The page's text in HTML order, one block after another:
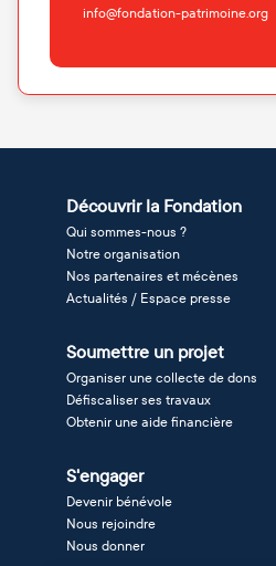
info@fondation-patrimoine.org
Découvrir la Fondation
Qui sommes-nous ?
Notre organisation
Nos partenaires et mécènes
Actualités / Espace presse
Soumettre un projet
Organiser une collecte de dons
Défiscaliser ses travaux
Obtenir une aide financière
S'engager
Devenir bénévole
Nous rejoindre
Nous donner